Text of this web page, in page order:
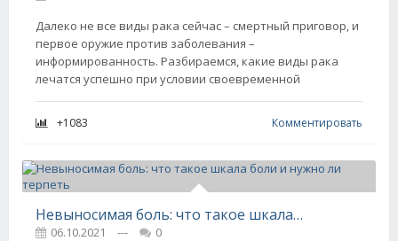
Далеко не все виды рака сейчас – смертный приговор, и
первое оружие против заболевания –
информированность. Разбираемся, какие виды рака
лечатся успешно при условии своевременной
+1083 Комментировать
Невыносимая боль: что такое шкала боли и нужно ли терпеть
06.10.2021 ---
0